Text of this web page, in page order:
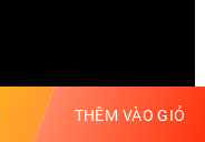
THÊM VÀO GIỎ